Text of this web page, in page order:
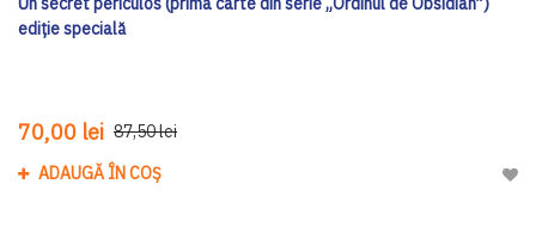
ediţie specială
70,00 lei 87,50 lei
ADAUGĂ ÎN COȘ